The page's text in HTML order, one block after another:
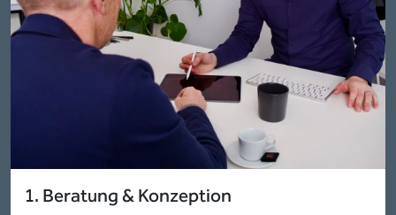
1. Beratung & Konzeption